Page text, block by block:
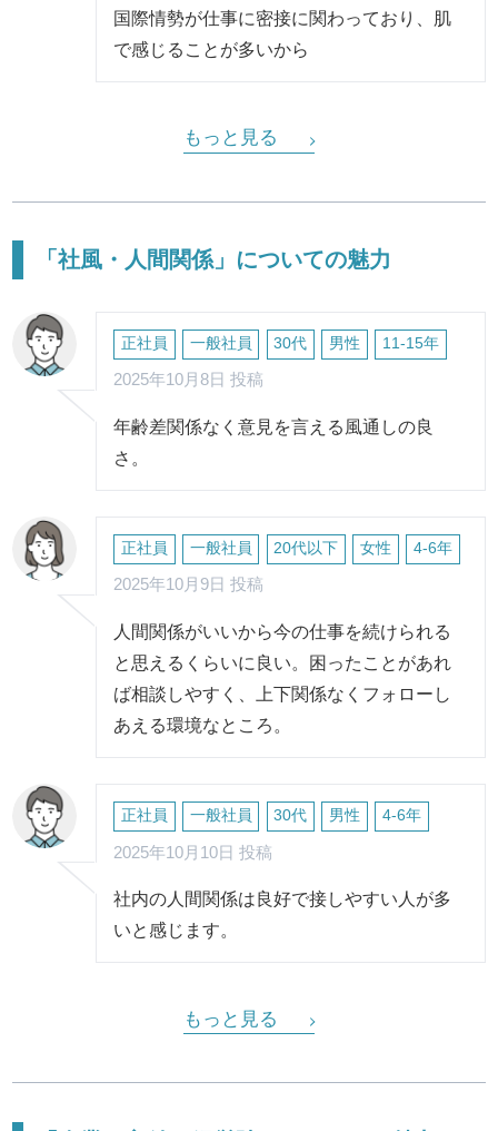
国際情勢が仕事に密接に関わっており、肌
で感じることが多いから
もっと見る
「社風・人間関係」についての魅力
正社員 一般社員 30代 男性 11-15年
2025年10月8日 投稿
年齢差関係なく意見を言える風通しの良
さ。
正社員 一般社員 20代以下 女性 4-6年
2025年10月9日 投稿
人間関係がいいから今の仕事を続けられる
と思えるくらいに良い。困ったことがあれ
ば相談しやすく、上下関係なくフォローし
あえる環境なところ。
正社員 一般社員 30代 男性 4-6年
2025年10月10日 投稿
社内の人間関係は良好で接しやすい人が多
いと感じます。
もっと見る